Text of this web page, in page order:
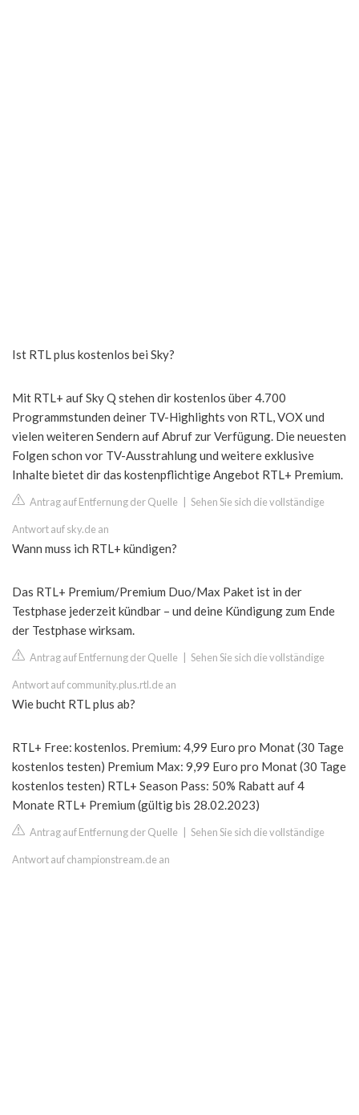
Ist RTL plus kostenlos bei Sky?
Mit RTL+ auf Sky Q stehen dir kostenlos über 4.700
Programmstunden deiner TV-Highlights von RTL, VOX und
vielen weiteren Sendern auf Abruf zur Verfügung. Die neuesten
Folgen schon vor TV-Ausstrahlung und weitere exklusive
Inhalte bietet dir das kostenpflichtige Angebot RTL+ Premium.
Antrag auf Entfernung der Quelle Sehen Sie sich die vollständige
Antwort auf sky.de an
Wann muss ich RTL+ kündigen?
Das RTL+ Premium/Premium Duo/Max Paket ist in der
Testphase jederzeit kündbar – und deine Kündigung zum Ende
der Testphase wirksam.
Antrag auf Entfernung der Quelle Sehen Sie sich die vollständige
Antwort auf community.plus.rtl.de an
Wie bucht RTL plus ab?
RTL+ Free: kostenlos. Premium: 4,99 Euro pro Monat (30 Tage
kostenlos testen) Premium Max: 9,99 Euro pro Monat (30 Tage
kostenlos testen) RTL+ Season Pass: 50% Rabatt auf 4
Monate RTL+ Premium (gültig bis 28.02.2023)
Antrag auf Entfernung der Quelle Sehen Sie sich die vollständige
Antwort auf championstream.de an